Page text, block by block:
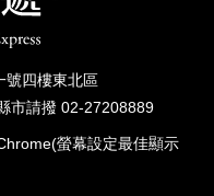
號四樓東北區
市請撥 02-27208889
螢幕設定最佳顯示